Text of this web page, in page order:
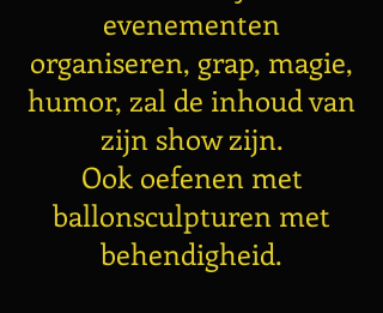
evenementen
organiseren, grap, magie,
humor, zal de inhoud van
zijn show zijn.
Ook oefenen met
ballonsculpturen met
behendigheid.